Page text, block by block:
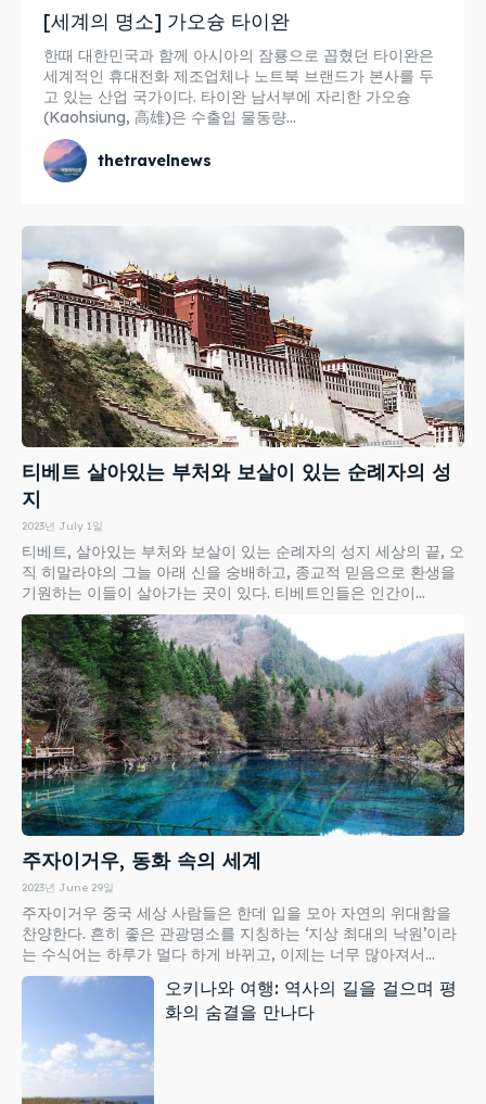
[세계의 명소] 가오슝 타이완
한때 대한민국과 함께 아시아의 잠룡으로 꼽혔던 타이완은
세계적인 휴대전화 제조업체나 노트북 브랜드가 본사를 두
고 있는 산업 국가이다. 타이완 남서부에 자리한 가오슝
(Kaohsiung, 高雄)은 수출입 물동량...
thetravelnews
티베트 살아있는 부처와 보살이 있는 순례자의 성
지
2023년 July 1일
티베트, 살아있는 부처와 보살이 있는 순례자의 성지 세상의 끝, 오
직 히말라야의 그늘 아래 신을 숭배하고, 종교적 믿음으로 환생을
기원하는 이들이 살아가는 곳이 있다. 티베트인들은 인간이...
주자이거우, 동화 속의 세계
2023년 June 29일
주자이거우 중국 세상 사람들은 한데 입을 모아 자연의 위대함을
찬양한다. 흔히 좋은 관광명소를 지칭하는 ‘지상 최대의 낙원’이라
는 수식어는 하루가 멀다 하게 바뀌고, 이제는 너무 많아져서...
오키나와 여행: 역사의 길을 걸으며 평
화의 숨결을 만나다